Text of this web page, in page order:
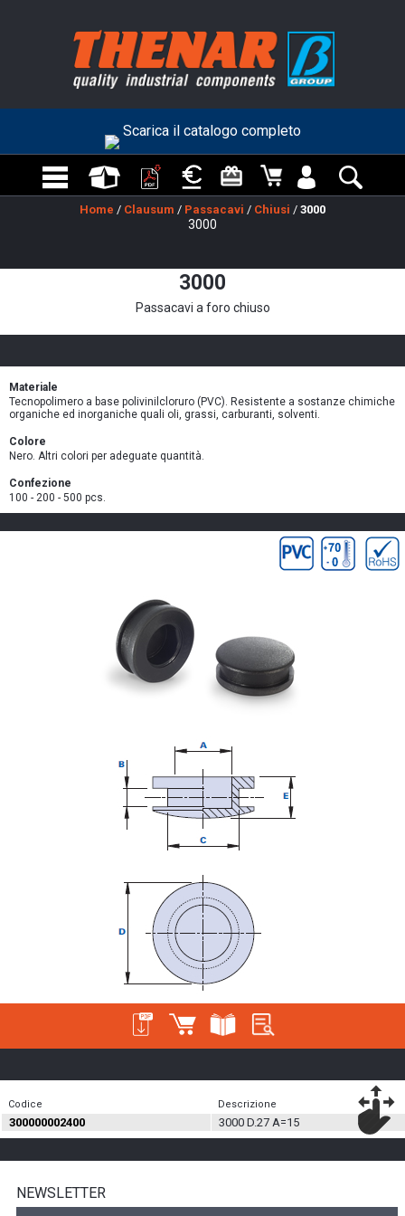
Scarica il catalogo completo
Home / Clausum / Passacavi / Chiusi / 3000
3000
3000
Passacavi a foro chiuso
Materiale
Tecnopolimero a base polivinilcloruro (PVC). Resistente a sostanze chimiche
organiche ed inorganiche quali oli, grassi, carburanti, solventi.
Colore
Nero. Altri colori per adeguate quantità.
Confezione
100 - 200 - 500 pcs.
Codice Descrizione
300000002400 3000 D.27 A=15
NEWSLETTER